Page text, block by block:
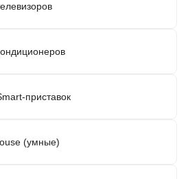
приставок
(умные)